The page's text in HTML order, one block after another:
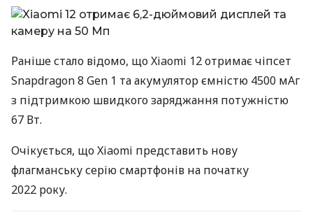
Раніше стало відомо, що Xiaomi 12 отримає чіпсет
Snapdragon 8 Gen 1 та акумулятор ємністю 4500 мАг
з підтримкою швидкого заряджання потужністю
67 Вт.
Очікується, що Xiaomi представить нову
флагманську серію смартфонів на початку
2022 року.